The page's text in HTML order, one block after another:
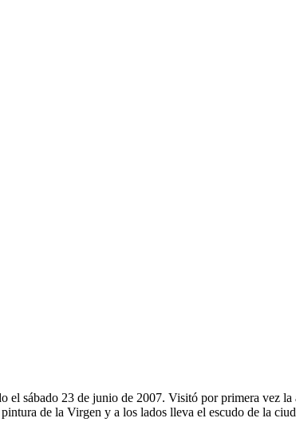
el sábado 23 de junio de 2007. Visitó por primera vez
de la Virgen y a los lados lleva el escudo de la